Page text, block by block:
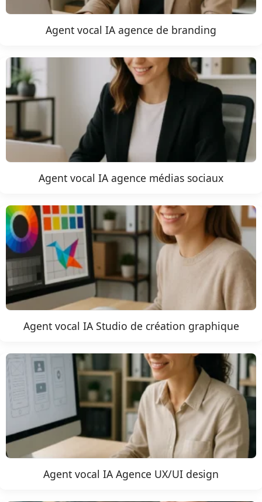
Agent vocal IA agence de branding
Agent vocal IA agence médias sociaux
Agent vocal IA Studio de création graphique
Agent vocal IA Agence UX/UI design